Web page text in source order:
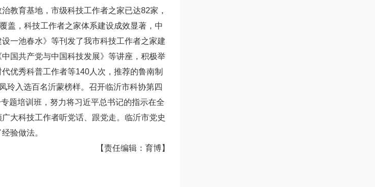
教育基地，市级科技工作者之家已达82家，
盖，科技工作者之家体系建设成效显著，中
一池春水》等刊发了我市科技工作者之家建
国共产党与中国科技发展》等讲座，积极举
优秀科普工作者等140人次，推荐的鲁南制
玲入选百名沂蒙榜样。召开临沂市科协第四
题培训班，努力将习近平总书记的指示在全
大科技工作者听党话、跟党走。临沂市党史
验做法。
【责任编辑：育博】